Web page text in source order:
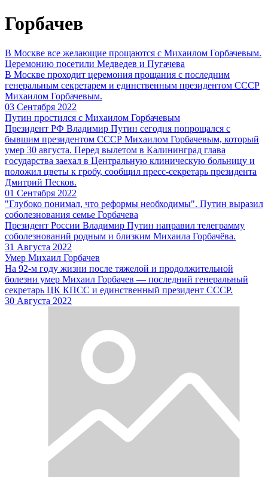
Горбачев
В Москве все желающие прощаются с Михаилом Горбачевым.
Церемонию посетили Медведев и Пугачева
В Москве проходит церемония прощания с последним
генеральным секретарем и единственным президентом СССР
Михаилом Горбачевым.
03 Сентября 2022
Путин простился с Михаилом Горбачевым
Президент РФ Владимир Путин сегодня попрощался с
бывшим президентом СССР Михаилом Горбачевым, который
умер 30 августа. Перед вылетом в Калининград глава
государства заехал в Центральную клиническую больницу и
положил цветы к гробу, сообщил пресс-секретарь президента
Дмитрий Песков.
01 Сентября 2022
"Глубоко понимал, что реформы необходимы". Путин выразил
соболезнования семье Горбачева
Президент России Владимир Путин направил телеграмму
соболезнований родным и близким Михаила Горбачёва.
31 Августа 2022
Умер Михаил Горбачев
На 92-м году жизни после тяжелой и продолжительной
болезни умер Михаил Горбачев — последний генеральный
секретарь ЦК КПСС и единственный президент СССР.
30 Августа 2022